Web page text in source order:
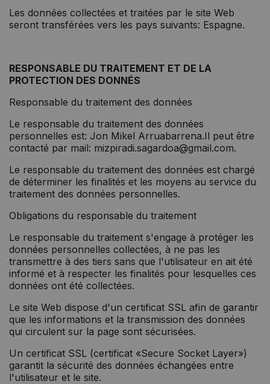
Les données collectées et traitées par le site Web
seront transférées vers les pays suivants: Espagne.
RESPONSABLE DU TRAITEMENT ET DE LA
PROTECTION DES DONNÉS
Responsable du traitement des données
Le responsable du traitement des données
personnelles est: Jon Mikel Arruabarrena.Il peut être
contacté par mail: mizpiradi.sagardoa@gmail.com.
Le responsable du traitement des données est chargé
de déterminer les finalités et les moyens au service du
traitement des données personnelles.
Obligations du responsable du traitement
Le responsable du traitement s'engage à protéger les
données personnelles collectées, à ne pas les
transmettre à des tiers sans que l'utilisateur en ait été
informé et à respecter les finalités pour lesquelles ces
données ont été collectées.
Le site Web dispose d'un certificat SSL afin de garantir
que les informations et la transmission des données
qui circulent sur la page sont sécurisées.
Un certificat SSL (certificat «Secure Socket Layer»)
garantit la sécurité des données échangées entre
l'utilisateur et le site.